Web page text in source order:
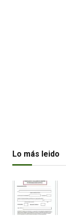
Lo más leido